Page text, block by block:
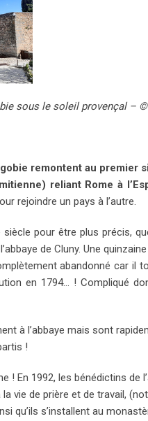
sous le soleil provençal –
remontent au
reliant Rome à
rejoindre un pays à l’autre.
pour être plus précis,
de Cluny. Une
abandonné car il
en 1794… ! Compliqué
à l’abbaye mais sont
!
! En 1992, les bénédictins de
vie de prière et de travail,
qu’ils s’installent au